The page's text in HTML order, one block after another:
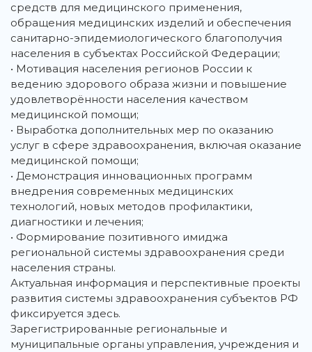
средств для медицинского применения,
обращения медицинских изделий и обеспечения
санитарно-эпидемиологического благополучия
населения в субъектах Российской Федерации;
• Мотивация населения регионов России к
ведению здорового образа жизни и повышение
удовлетворённости населения качеством
медицинской помощи;
• Выработка дополнительных мер по оказанию
услуг в сфере здравоохранения, включая оказание
медицинской помощи;
• Демонстрация инновационных программ
внедрения современных медицинских
технологий, новых методов профилактики,
диагностики и лечения;
• Формирование позитивного имиджа
региональной системы здравоохранения среди
населения страны.
Актуальная информация и перспективные проекты
развития системы здравоохранения субъектов РФ
фиксируется здесь.
Зарегистрированные региональные и
муниципальные органы управления, учреждения и